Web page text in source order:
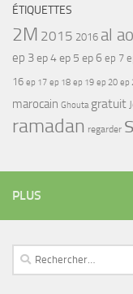
ÉTIQUETTES
2M 2015 2016 al
ep 3ep 4ep 5 ep 6 ep 7
16 ep 17 ep 18 ep 19 ep 20 ep
marocain Ghouta gratuit
ramadan regarder
PLUS
Rechercher :